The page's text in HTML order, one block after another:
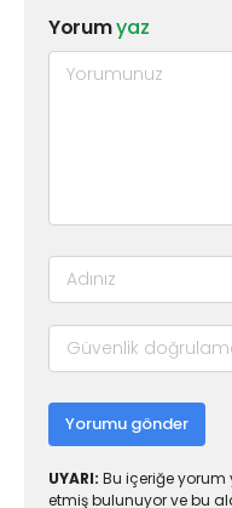
Yorumyaz
Yorumu gönder
UYARI: Bu içeriğe yorum
etmiş bulunuyor ve bu